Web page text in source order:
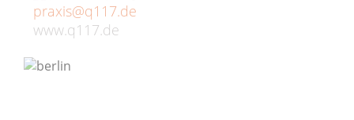
praxis@q117.de
www.q117.de